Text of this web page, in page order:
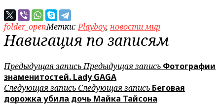
folder_openМетки:Playboy, новости мир
Навигация по записям
Предыдущая записьПредыдущая запись Фотографии
знаменитостей. Lady GAGA
Следующая запись Следующая запись Беговая
дорожка убила дочь Майка Тайсона